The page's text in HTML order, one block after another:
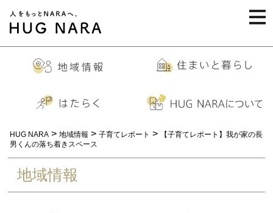
HUG NARA > 地域情報 > 子育てレポート >
【子育てレポート】我が家の長
男くんの落ち着きスペース
地域情報